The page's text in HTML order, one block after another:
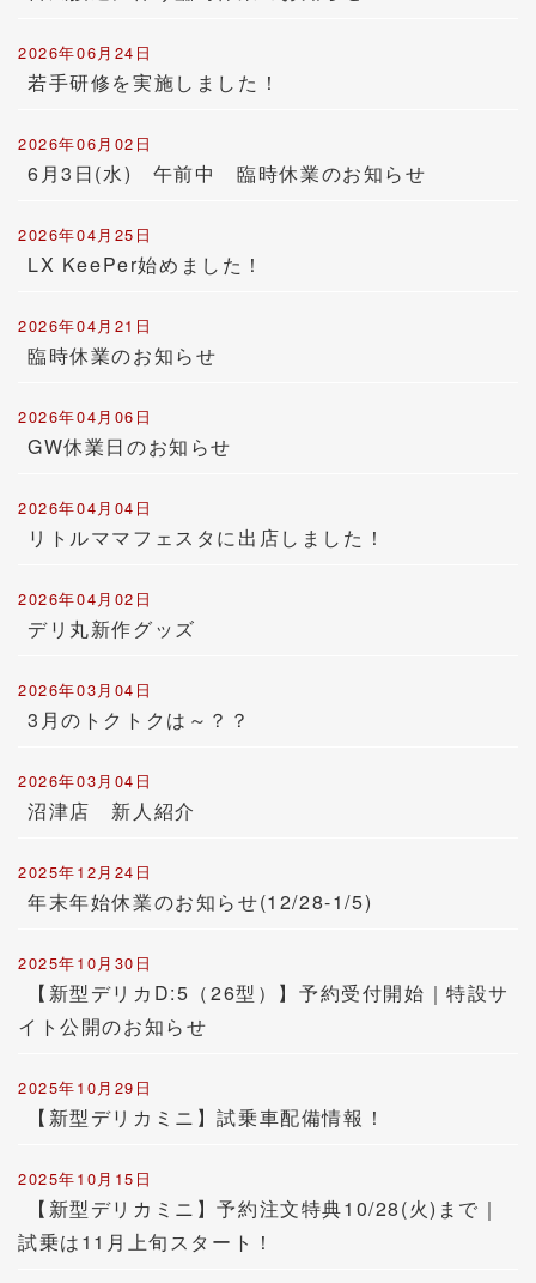
2026年06月24日
若手研修を実施しました！
2026年06月02日
6月3日(水) 午前中 臨時休業のお知らせ
2026年04月25日
LX KeePer始めました！
2026年04月21日
臨時休業のお知らせ
2026年04月06日
GW休業日のお知らせ
2026年04月04日
リトルママフェスタに出店しました！
2026年04月02日
デリ丸新作グッズ
2026年03月04日
3月のトクトクは～？？
2026年03月04日
沼津店 新人紹介
2025年12月24日
年末年始休業のお知らせ(12/28-1/5)
2025年10月30日
【新型デリカD:5（26型）】予約受付開始｜特設サ
イト公開のお知らせ
2025年10月29日
【新型デリカミニ】試乗車配備情報！
2025年10月15日
【新型デリカミニ】予約注文特典10/28(火)まで｜
試乗は11月上旬スタート！